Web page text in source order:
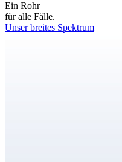
Ein Rohr
für alle Fälle.
Unser breites Spektrum